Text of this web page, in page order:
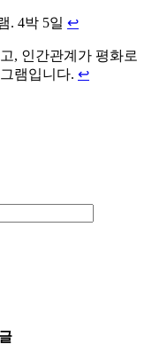
. 4박 5일 ↩
, 인간관계가 평화로
램입니다. ↩